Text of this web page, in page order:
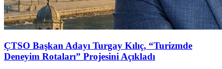
ÇTSO Başkan Adayı Turgay Kılıç, “Turizmde
Deneyim Rotaları” Projesini Açıkladı